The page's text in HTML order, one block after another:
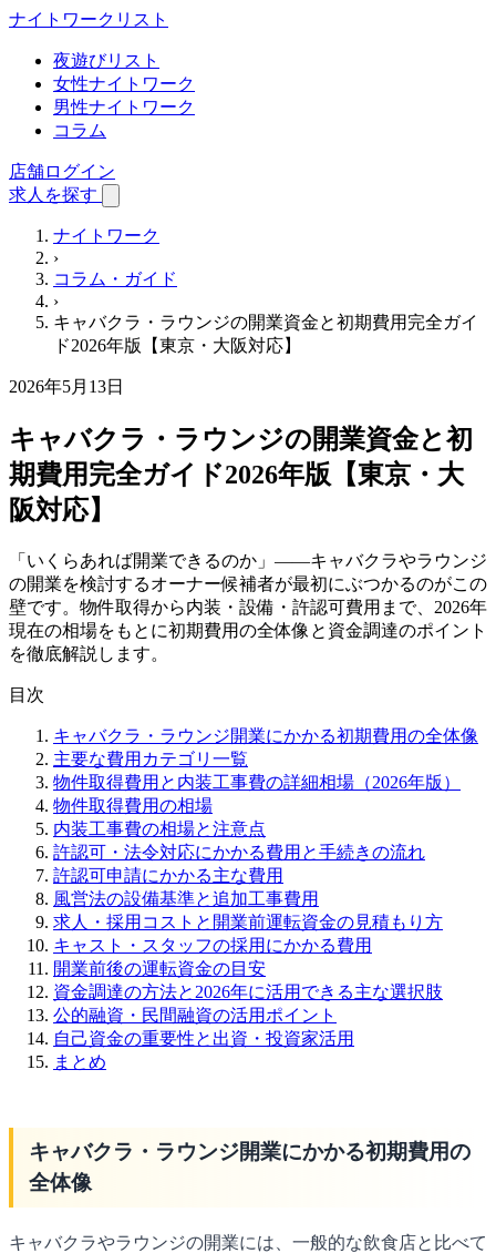
ナイトワーク リスト
夜遊びリスト
女性ナイトワーク
男性ナイトワーク
コラム
店舗ログイン
求人を探す
ナイトワーク
›
コラム・ガイド
›
キャバクラ・ラウンジの開業資金と初期費用完全ガイ
ド2026年版【東京・大阪対応】
2026年5月13日
キャバクラ・ラウンジの開業資金と初
期費用完全ガイド2026年版【東京・大
阪対応】
「いくらあれば開業できるのか」——キャバクラやラウンジ
の開業を検討するオーナー候補者が最初にぶつかるのがこの
壁です。物件取得から内装・設備・許認可費用まで、2026年
現在の相場をもとに初期費用の全体像と資金調達のポイント
を徹底解説します。
目次
キャバクラ・ラウンジ開業にかかる初期費用の全体像
主要な費用カテゴリ一覧
物件取得費用と内装工事費の詳細相場（2026年版）
物件取得費用の相場
内装工事費の相場と注意点
許認可・法令対応にかかる費用と手続きの流れ
許認可申請にかかる主な費用
風営法の設備基準と追加工事費用
求人・採用コストと開業前運転資金の見積もり方
キャスト・スタッフの採用にかかる費用
開業前後の運転資金の目安
資金調達の方法と2026年に活用できる主な選択肢
公的融資・民間融資の活用ポイント
自己資金の重要性と出資・投資家活用
まとめ
キャバクラ・ラウンジ開業にかかる初期費用の
全体像
キャバクラやラウンジの開業には、一般的な飲食店と比べて